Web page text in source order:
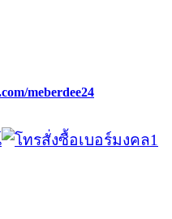
meberdee24